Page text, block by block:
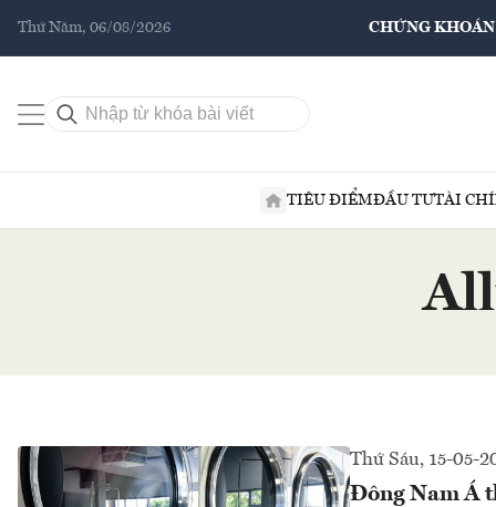
Thứ Năm, 06/08/2026 CHỨNG KHOÁN
TIÊU ĐIỂMĐẦU TƯTÀI
Thứ Sáu, 15-05-
Đông Nam Á